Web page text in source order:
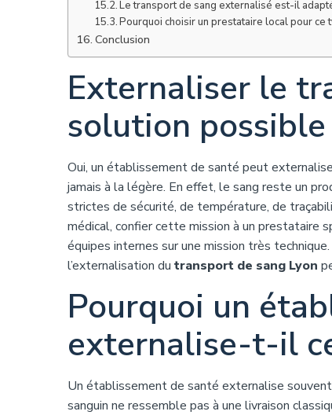
Le transport de sang externalisé est-il
Pourquoi choisir un prestataire local pour ce
Conclusion
Externaliser le
solution
Oui, un établissement de santé peut
jamais à la légère. En effet, le sang reste un
strictes de sécurité, de température, de
médical, confier cette mission à un prestataire
équipes internes sur une mission très
l’externalisation du transport de sang Lyon
Pourquoi un
externalise-t-il
Un établissement de santé externalise
sanguin ne ressemble pas à une livraison